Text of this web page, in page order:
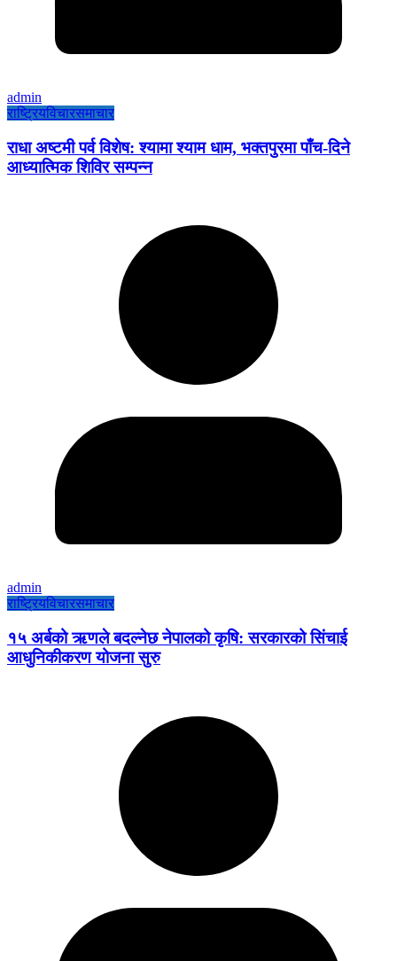
admin
राष्ट्रियविचारसमाचार
राधा अष्टमी पर्व विशेष: श्यामा श्याम धाम, भक्तपुरमा पाँच-दिने
आध्यात्मिक शिविर सम्पन्न
admin
राष्ट्रियविचारसमाचार
१५ अर्बको ऋणले बदल्नेछ नेपालको कृषि: सरकारको सिंचाई
आधुनिकीकरण योजना सुरु